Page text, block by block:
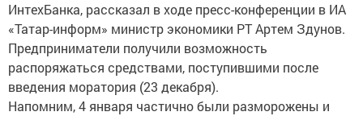
ИнтехБанка, рассказал в ходе пресс-конференции в ИА
«Татар-информ» министр экономики РТ Артем Здунов.
Предприниматели получили возможность
распоряжаться средствами, поступившими после
введения моратория (23 декабря).
Напомним, 4 января частично были разморожены и